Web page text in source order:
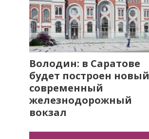
Володин: в Саратове
будет построен новый
современный
железнодорожный
вокзал